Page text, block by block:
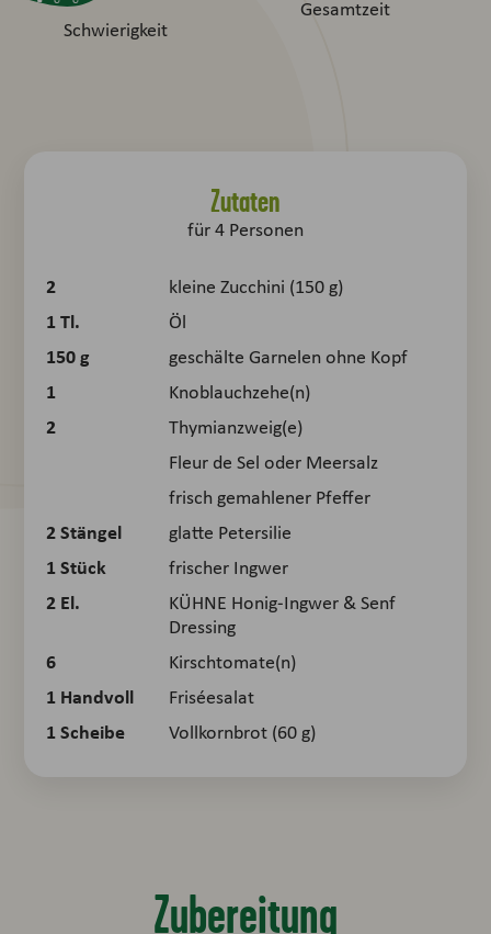
Schwierigkeit
Gesamtzeit
Zutaten
für4Personen
2 kleine Zucchini (150 g)
1Tl. Öl
150g geschälte Garnelen ohne Kopf
1 Knoblauchzehe(n)
2
Thymianzweig(e)
Fleur de Sel oder Meersalz
frisch gemahlener Pfeffer
2Stängel glatte Petersilie
1Stück frischer Ingwer
2 El.
KÜHNE Honig-Ingwer & Senf
Dressing
6 Kirschtomate(n)
1 Handvoll Friséesalat
1Scheibe Vollkornbrot (60 g)
Zubereitung